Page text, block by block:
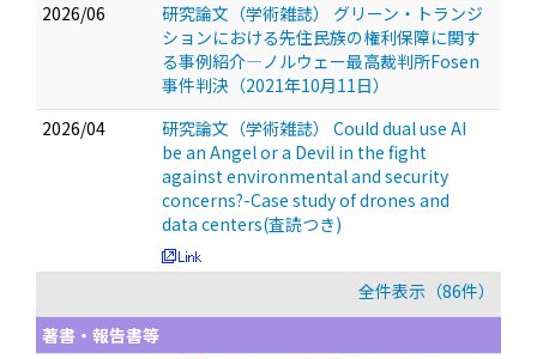
2026/06
研究論文（学術雑誌） グリーン・トランジ
ションにおける先住民族の権利保障に関す
る事例紹介—ノルウェー最高裁判所Fosen
事件判決（2021年10月11日）
2026/04
研究論文（学術雑誌） Could dual use AI
be an Angel or a Devil in the fight
against environmental and security
concerns?-Case study of drones and
data centers(査読つき)
全件表示（86件）
著書・報告書等